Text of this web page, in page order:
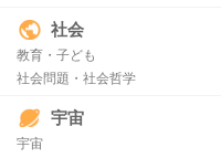
社会
教育・子ども
社会問題・社会哲学
宇宙
宇宙